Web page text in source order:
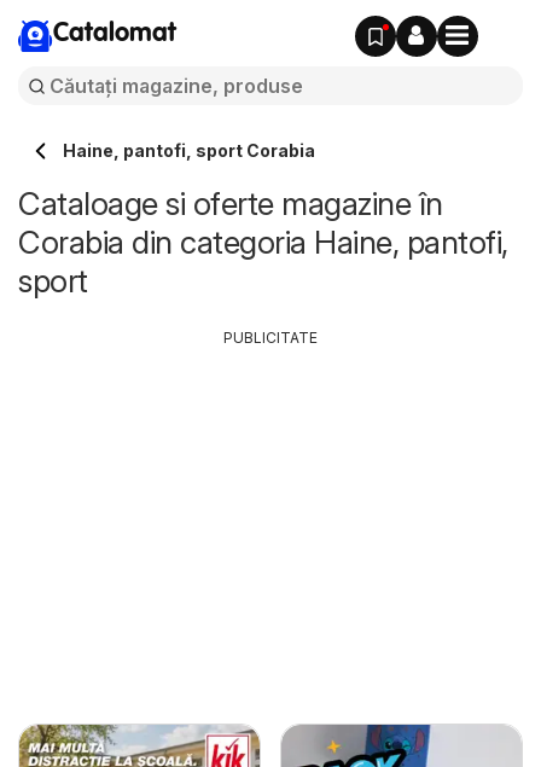
Catalomat
Haine, pantofi, sport Corabia
Cataloage si oferte magazine în
Corabia din categoria Haine, pantofi,
sport
PUBLICITATE